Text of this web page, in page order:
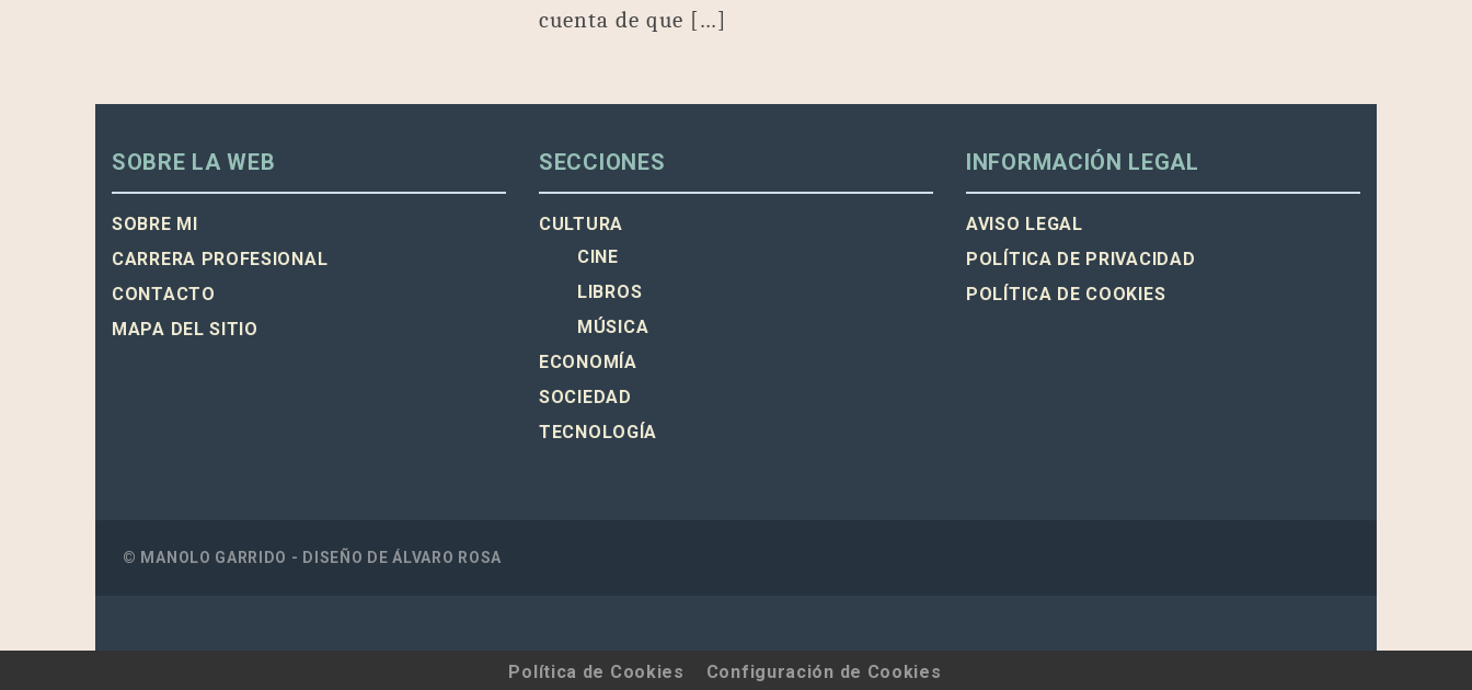
cuenta de que […]
SOBRE LA WEB
SOBRE MI
CARRERA PROFESIONAL
CONTACTO
MAPA DEL SITIO
SECCIONES
CULTURA
CINE
LIBROS
MÚSICA
ECONOMÍA
SOCIEDAD
TECNOLOGÍA
INFORMACIÓN LEGAL
AVISO LEGAL
POLÍTICA DE PRIVACIDAD
POLÍTICA DE COOKIES
© MANOLO GARRIDO - DISEÑO DEÁLVARO ROSA
Política de Cookies Configuración de Cookies